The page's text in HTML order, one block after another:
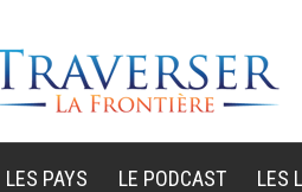
LES PAYS LE PODCAST LES